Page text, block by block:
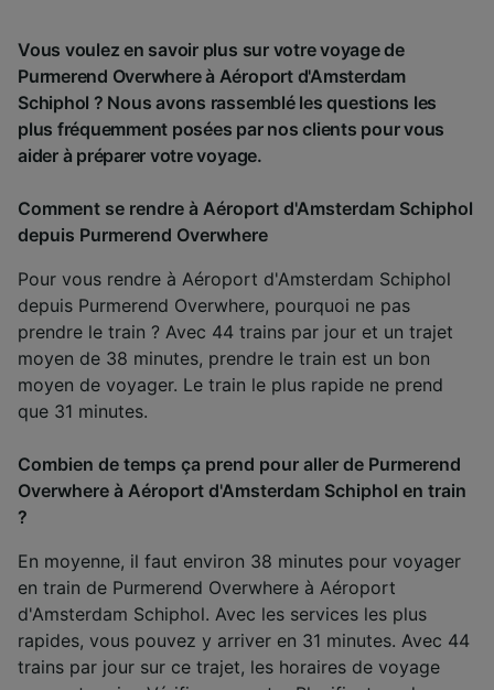
Vous voulez en savoir plus sur votre voyage de
Purmerend Overwhere à Aéroport d'Amsterdam
Schiphol ? Nous avons rassemblé les questions les
plus fréquemment posées par nos clients pour vous
aider à préparer votre voyage.
Comment se rendre à Aéroport d'Amsterdam Schiphol
depuis Purmerend Overwhere
Pour vous rendre à Aéroport d'Amsterdam Schiphol
depuis Purmerend Overwhere, pourquoi ne pas
prendre le train ? Avec 44 trains par jour et un trajet
moyen de 38 minutes, prendre le train est un bon
moyen de voyager. Le train le plus rapide ne prend
que 31 minutes.
Combien de temps ça prend pour aller de Purmerend
Overwhere à Aéroport d'Amsterdam Schiphol en train
?
En moyenne, il faut environ 38 minutes pour voyager
en train de Purmerend Overwhere à Aéroport
d'Amsterdam Schiphol. Avec les services les plus
rapides, vous pouvez y arriver en 31 minutes. Avec 44
trains par jour sur ce trajet, les horaires de voyage